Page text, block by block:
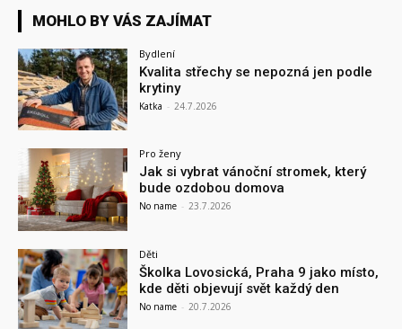
MOHLO BY VÁS ZAJÍMAT
Bydlení
Kvalita střechy se nepozná jen podle
krytiny
Katka - 24.7.2026
Pro ženy
Jak si vybrat vánoční stromek, který
bude ozdobou domova
No name - 23.7.2026
Děti
Školka Lovosická, Praha 9 jako místo,
kde děti objevují svět každý den
No name - 20.7.2026